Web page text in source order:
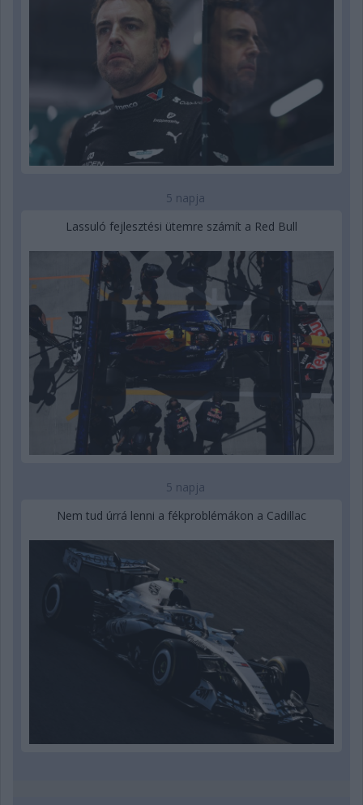
5 napja
Lassuló fejlesztési ütemre számít a Red Bull
5 napja
Nem tud úrrá lenni a fékproblémákon a Cadillac